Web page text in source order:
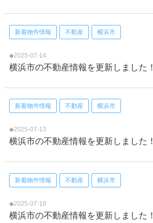
新着物件情報 不動産 横浜市
◆2025-07-14
横浜市の不動産情報を更新しました！
新着物件情報 不動産 横浜市
◆2025-07-13
横浜市の不動産情報を更新しました！
新着物件情報 不動産 横浜市
◆2025-07-10
横浜市の不動産情報を更新しました！